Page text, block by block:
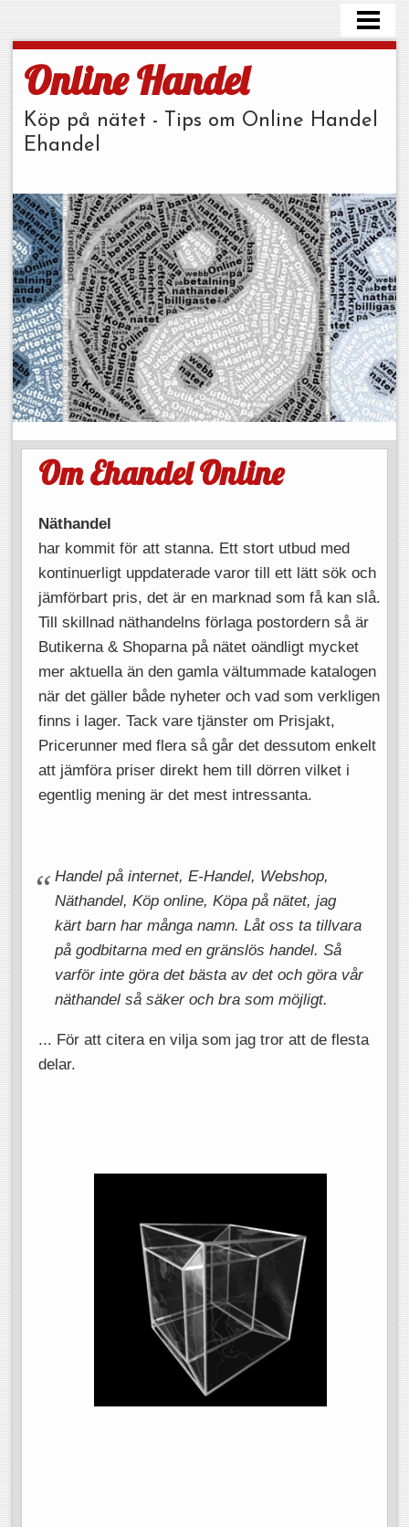
ANDRA LÄNDER
OM ONLINE E-HANDEL
BILDAD HANDEL
Online Handel
Köp på nätet - Tips om Online Handel
Ehandel
Om Ehandel Online
Näthandel
har kommit för att stanna. Ett stort utbud med
kontinuerligt uppdaterade varor till ett lätt sök och
jämförbart pris, det är en marknad som få kan slå.
Till skillnad näthandelns förlaga postordern så är
Butikerna & Shoparna på nätet oändligt mycket
mer aktuella än den gamla vältummade katalogen
när det gäller både nyheter och vad som verkligen
finns i lager. Tack vare tjänster om Prisjakt,
Pricerunner med flera så går det dessutom enkelt
att jämföra priser direkt hem till dörren vilket i
egentlig mening är det mest intressanta.
Handel på internet, E-Handel, Webshop,
Näthandel, Köp online, Köpa på nätet, jag
kärt barn har många namn. Låt oss ta tillvara
på godbitarna med en gränslös handel. Så
varför inte göra det bästa av det och göra vår
näthandel så säker och bra som möjligt.
... För att citera en vilja som jag tror att de flesta
delar.